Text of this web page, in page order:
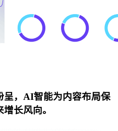
呈，AI智能为内容布局保
长风向。